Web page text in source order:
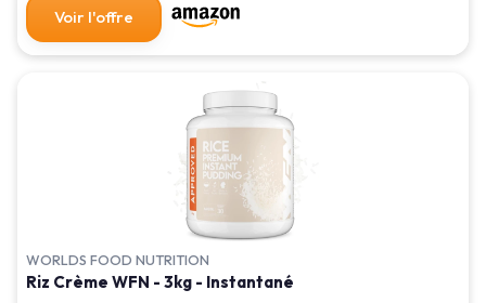
Voir l'offre
WORLDS FOOD NUTRITION
Riz Crème WFN - 3kg - Instantané